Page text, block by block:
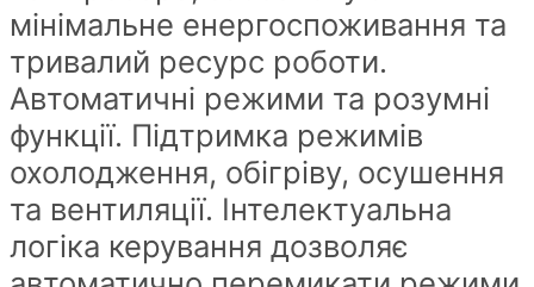
мінімальне енергоспоживання та
тривалий ресурс роботи.
Автоматичні режими та розумні
функції. Підтримка режимів
охолодження, обігріву, осушення
та вентиляції. Інтелектуальна
логіка керування дозволяє